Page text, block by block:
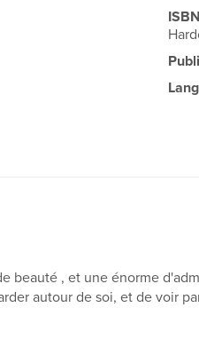
ISBN
beauté , et une énorme
autour de soi, et de voir